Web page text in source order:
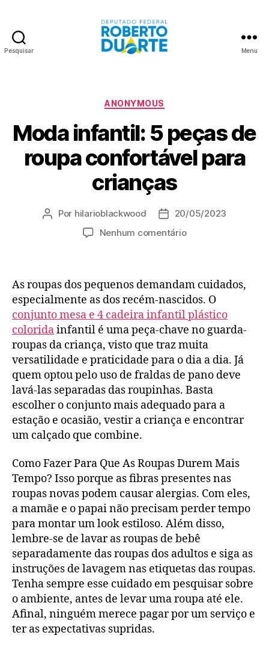
Pesquisar Menu
Categorias
ANONYMOUS
Moda infantil: 5 peças de
roupa confortável para
crianças
Autor
Por hilarioblackwood
Data
de
20/05/2023
Nenhum comentárioem
peças
de
roupa
confortável
para
crianças
As roupas dos pequenos demandam cuidados,
especialmente as dos recém-nascidos. O
conjunto mesa e 4 cadeira infantil plástico
coloridainfantil é uma peça-chave no guarda-
roupas da criança, visto que traz muita
versatilidade e praticidade para o dia a dia. Já
quem optou pelo uso de fraldas de pano deve
lavá-las separadas das roupinhas. Basta
escolher o conjunto mais adequado para a
estação e ocasião, vestir a criança e encontrar
um calçado que combine.
Como Fazer Para Que As Roupas Durem Mais
Tempo? Isso porque as fibras presentes nas
roupas novas podem causar alergias. Com eles,
a mamãe e o papai não precisam perder tempo
para montar um look estiloso. Além disso,
lembre-se de lavar as roupas de bebê
separadamente das roupas dos adultos e siga as
instruções de lavagem nas etiquetas das roupas.
Tenha sempre esse cuidado em pesquisar sobre
o ambiente, antes de levar uma roupa até ele.
Afinal, ninguém merece pagar por um serviço e
ter as expectativas supridas.